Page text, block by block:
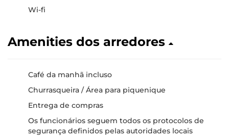
Wi-fi
Amenities dos arredores
Café da manhã incluso
Churrasqueira / Área para piquenique
Entrega de compras
Os funcionários seguem todos os protocolos de
segurança definidos pelas autoridades locais